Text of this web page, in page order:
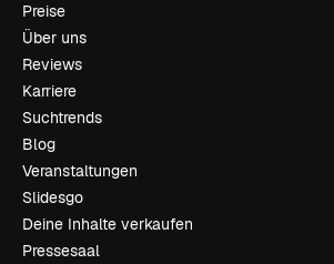
Preise
Über uns
Reviews
Karriere
Suchtrends
Blog
Veranstaltungen
Slidesgo
Deine Inhalte verkaufen
Pressesaal